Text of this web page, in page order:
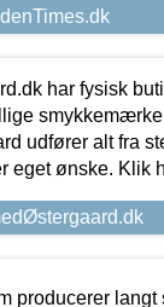
har fysisk
udfører alt fra
eget ønske. Klik
producerer